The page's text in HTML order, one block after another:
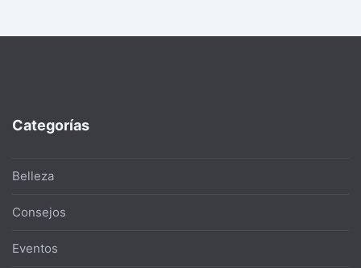
Categorías
Belleza
Consejos
Eventos